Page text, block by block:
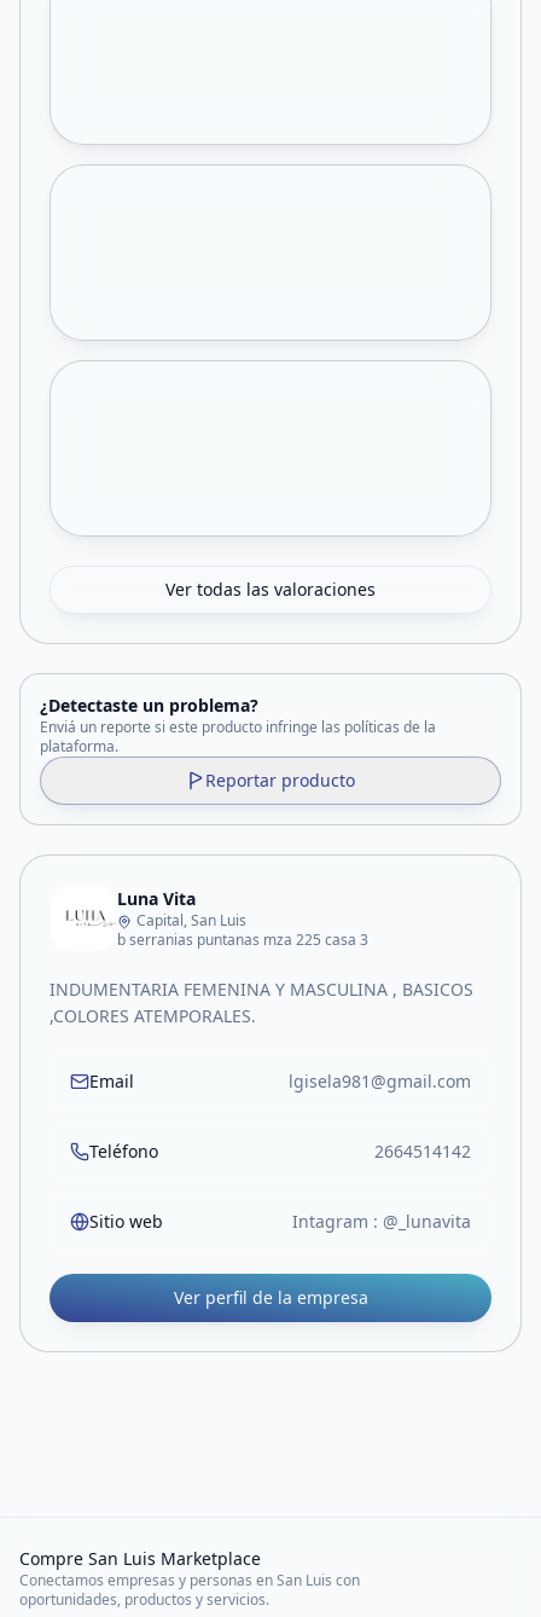
Ver todas las valoraciones
¿Detectaste un problema?
Enviá un reporte si este producto infringe las políticas de la
plataforma.
Reportar producto
Luna Vita
Capital, San Luis
b serranias puntanas mza 225 casa 3
INDUMENTARIA FEMENINA Y MASCULINA , BASICOS
,COLORES ATEMPORALES.
Email lgisela981@gmail.com
Teléfono 2664514142
Sitio web Intagram : @_lunavita
Ver perfil de la empresa
Compre San Luis Marketplace
Conectamos empresas y personas en San Luis con
oportunidades, productos y servicios.